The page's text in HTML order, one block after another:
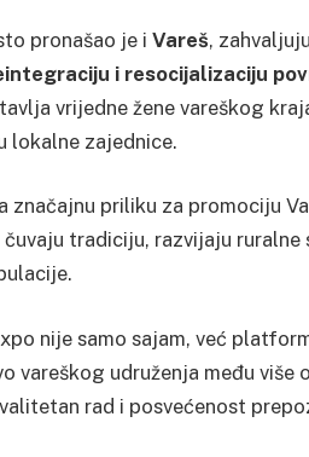
pronašao je i Vareš,
i resocijalizaciju
vrijedne žene vareškog
lokalne zajednice.
značajnu priliku za promociju
tradiciju, razvijaju ruralne
nije samo sajam, već
vareškog udruženja među više
rad i posvećenost